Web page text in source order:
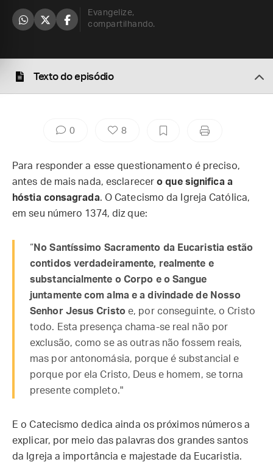
Evangelize,
compartilhando.
Texto do episódio
0 8
Para responder a esse questionamento é preciso,
antes de mais nada, esclarecero que significa a
hóstia consagrada. O Catecismo da Igreja Católica,
em seu número 1374, diz que:
“ No Santíssimo Sacramento da Eucaristia estão
contidos verdadeiramente, realmente e
substancialmente o Corpo e o Sangue
juntamente com alma e a divindade de Nosso
Senhor Jesus Cristoe, por conseguinte, o Cristo
todo. Esta presença chama-se real não por
exclusão, como se as outras não fossem reais,
mas por antonomásia, porque é substancial e
porque por ela Cristo, Deus e homem, se torna
presente completo."
E o Catecismo dedica ainda os próximos números a
explicar, por meio das palavras dos grandes santos
da Igreja a importância e majestade da Eucaristia.